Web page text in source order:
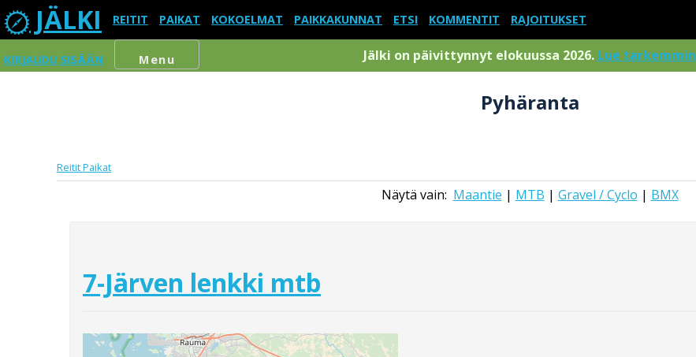
JÄLKI REITIT PAIKAT KOKOELMAT PAIKKAKUNNAT ETSI KOMMENTIT RAJOITUKSET
KIRJAUDU SISÄÄN Menu Jälki on päivittynnyt elokuussa 2026. Lue tarkemmin
Pyhäranta
ReititPaikat
Näytä vain: Maantie | MTB | Gravel / Cyclo | BMX
7-Järven lenkki mtb